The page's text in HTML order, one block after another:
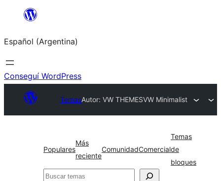
Saltar
contenido
Español (Argentina)
Conseguí WordPress
TemasAutor: VW THEMESVW Minimalist
Populares
Más
reciente
ComunidadComercial
Temas
de
bloques
Buscar